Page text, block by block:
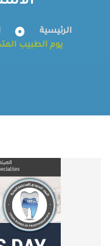
الرئيسية
يوم الطبيب